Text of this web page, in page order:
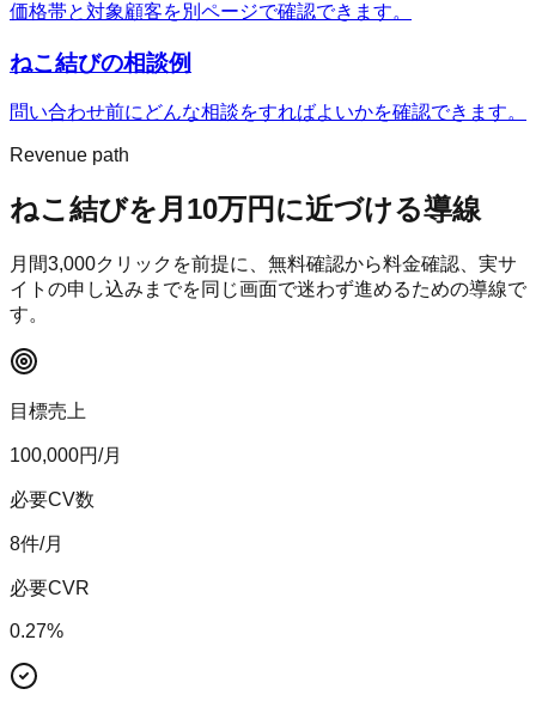
価格帯と対象顧客を別ページで確認できます。
ねこ結びの相談例
問い合わせ前にどんな相談をすればよいかを確認できます。
Revenue path
ねこ結びを月10万円に近づける導線
月間3,000クリックを前提に、無料確認から料金確認、実サ
イトの申し込みまでを同じ画面で迷わず進めるための導線で
す。
目標売上
100,000円/月
必要CV数
8件/月
必要CVR
0.27%